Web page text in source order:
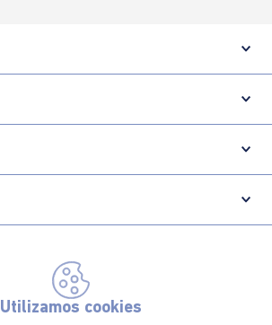
Utilizamos cookies